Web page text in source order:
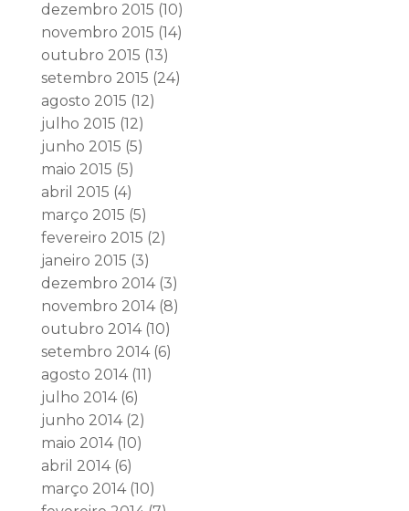
dezembro 2015 (10)
novembro 2015 (14)
outubro 2015 (13)
setembro 2015 (24)
agosto 2015 (12)
julho 2015 (12)
junho 2015 (5)
maio 2015 (5)
abril 2015 (4)
março 2015 (5)
fevereiro 2015 (2)
janeiro 2015 (3)
dezembro 2014(3)
novembro 2014(8)
outubro 2014(10)
setembro 2014(6)
agosto 2014(11)
julho 2014(6)
junho 2014(2)
maio 2014(10)
abril 2014(6)
março 2014(10)